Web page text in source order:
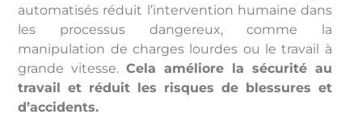
automatisés réduit l’intervention humaine dans
les processus dangereux, comme la
manipulation de charges lourdes ou le travail à
grande vitesse.Cela améliore la sécurité au
travail et réduit les risques de blessures et
d’accidents.